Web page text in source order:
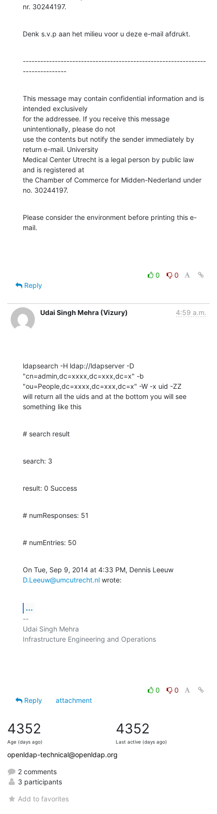
nr. 30244197.
Denk s.v.p aan het milieu voor u deze e-mail afdrukt.
---------------------------------------------------------------
---------------
This message may contain confidential information and is
intended exclusively
for the addressee. If you receive this message
unintentionally, please do not
use the contents but notify the sender immediately by
return e-mail. University
Medical Center Utrecht is a legal person by public law
and is registered at
the Chamber of Commerce for Midden-Nederland under
no. 30244197.
Please consider the environment before printing this e-
mail.
0
0
Reply
Udai Singh Mehra (Vizury) 4:59 a.m.
ldapsearch -H ldap://ldapserver -D
"cn=admin,dc=xxxx,dc=xxx,dc=x" -b
"ou=People,dc=xxxx,dc=xxx,dc=x" -W -x uid -ZZ
will return all the uids and at the bottom you will see
something like this
# search result
search: 3
result: 0 Success
# numResponses: 51
# numEntries: 50
D.Leeuw@umcutrecht.nl wrote:
...
--
Udai Singh Mehra
Infrastructure Engineering and Operations
0
0
Reply
attachment
4352
Age (days ago)
4352
Last active (days ago)
openldap-technical@openldap.org
2 comments
3 participants
Add to favorites